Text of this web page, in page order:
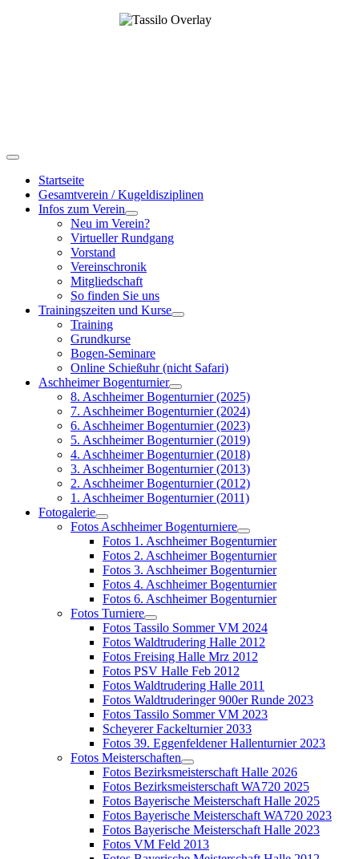
Startseite
Gesamtverein / Kugeldisziplinen
Infos zum Verein
Neu im Verein?
Virtueller Rundgang
Vorstand
Vereinschronik
Mitgliedschaft
So finden Sie uns
Trainingszeiten und Kurse
Training
Grundkurse
Bogen-Seminare
Online Schießuhr (nicht Safari)
Aschheimer Bogenturnier
8. Aschheimer Bogenturnier (2025)
7. Aschheimer Bogenturnier (2024)
6. Aschheimer Bogenturnier (2023)
5. Aschheimer Bogenturnier (2019)
4. Aschheimer Bogenturnier (2018)
3. Aschheimer Bogenturnier (2013)
2. Aschheimer Bogenturnier (2012)
1. Aschheimer Bogenturnier (2011)
Fotogalerie
Fotos Aschheimer Bogenturniere
Fotos 1. Aschheimer Bogenturnier
Fotos 2. Aschheimer Bogenturnier
Fotos 3. Aschheimer Bogenturnier
Fotos 4. Aschheimer Bogenturnier
Fotos 6. Aschheimer Bogenturnier
Fotos Turniere
Fotos Tassilo Sommer VM 2024
Fotos Waldtrudering Halle 2012
Fotos Freising Halle Mrz 2012
Fotos PSV Halle Feb 2012
Fotos Waldtrudering Halle 2011
Fotos Waldtruderinger 900er Runde 2023
Fotos Tassilo Sommer VM 2023
Scheyerer Fackelturnier 2033
Fotos 39. Eggenfeldener Hallenturnier 2023
Fotos Meisterschaften
Fotos Bezirksmeisterschaft Halle 2026
Fotos Bezirksmeisterschaft WA720 2025
Fotos Bayerische Meisterschaft Halle 2025
Fotos Bayerische Meisterschaft WA720 2023
Fotos Bayerische Meisterschaft Halle 2023
Fotos VM Feld 2013